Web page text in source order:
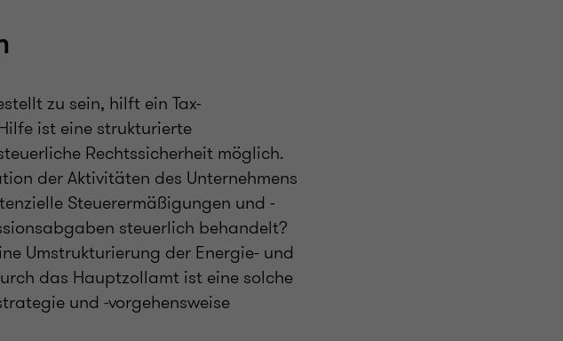
zu sein, hilft ein Tax-
ist eine strukturierte
Rechtssicherheit möglich.
der Aktivitäten des Unternehmens
Steuerermäßigungen und -
steuerlich behandelt?
Umstrukturierung der Energie- und
das Hauptzollamt ist eine solche
und -vorgehensweise